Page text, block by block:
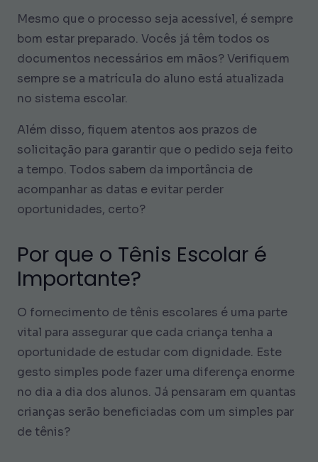
Mesmo que o processo seja acessível, é sempre
bom estar preparado. Vocês já têm todos os
documentos necessários em mãos? Verifiquem
sempre se a matrícula do aluno está atualizada
no sistema escolar.
Além disso, fiquem atentos aos prazos de
solicitação para garantir que o pedido seja feito
a tempo. Todos sabem da importância de
acompanhar as datas e evitar perder
oportunidades, certo?
Por que o Tênis Escolar é
Importante?
O fornecimento de tênis escolares é uma parte
vital para assegurar que cada criança tenha a
oportunidade de estudar com dignidade. Este
gesto simples pode fazer uma diferença enorme
no dia a dia dos alunos. Já pensaram em quantas
crianças serão beneficiadas com um simples par
de tênis?